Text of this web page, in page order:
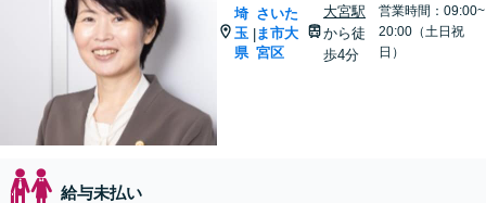
埼
玉
県
|
さいた
ま市大
宮区
大宮駅
から徒
歩4分
営業時間：09:00~
20:00（土日祝
日）
給与未払い